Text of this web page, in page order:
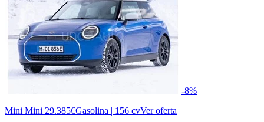
-8%
Mini Mini 29.385€Gasolina | 156 cvVer oferta